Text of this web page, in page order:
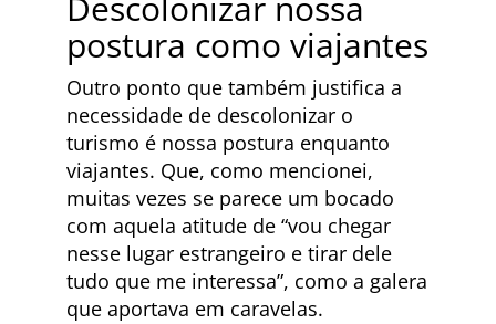
postura como viajantes
Outro ponto que também justifica a
necessidade de descolonizar o
turismo é nossa postura enquanto
viajantes. Que, como mencionei,
muitas vezes se parece um bocado
com aquela atitude de “vou chegar
nesse lugar estrangeiro e tirar dele
tudo que me interessa”, como a galera
que aportava em caravelas.